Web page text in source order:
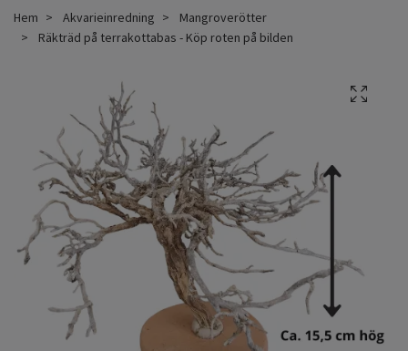
Hem Akvarieinredning
Mangroverötter
Räkträd på terrakottabas - Köp roten på bilden